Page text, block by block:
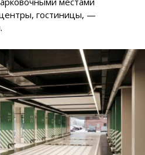
гостиницы, —